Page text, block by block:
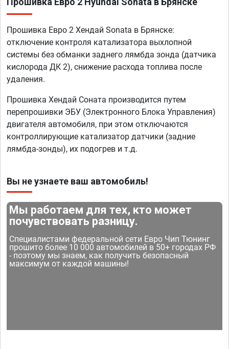
Прошивка Евро 2 Хендай Sonata в Брянске:
отключение контроля катализатора выхлопной
системы без обманки заднего лямбда зонда (датчика
кислорода ДК 2), снижение расхода топлива после
удаления.
Прошивка Хендай Соната производится путем
перепрошивки ЭБУ (Электронного Блока Управления)
двигателя автомобиля, при этом отключаются
контроллирующие катализатор датчики (задние
лямбда-зонды), их подогрев и т.д.
Вы не узнаете ваш автомобиль!
Мы работаем для тех, кто может
почувствовать разницу.
Специалистами федеральной сети Евро Чип Тюнинг
прошито более 10 000 автомобилей в 50+ городах РФ
- поэтому мы знаем, как получить безопасный
максимум от каждой машины!